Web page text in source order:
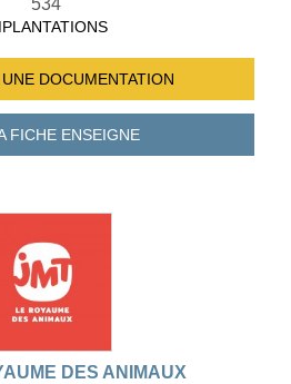
534
DOCUMENTATION
FICHEENSEIGNE
DES ANIMAUX